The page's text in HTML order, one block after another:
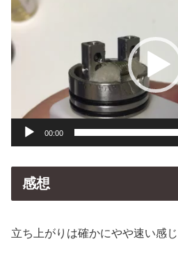
画
レ
00:00
感想
立ち上がりは確かにやや速い感じ